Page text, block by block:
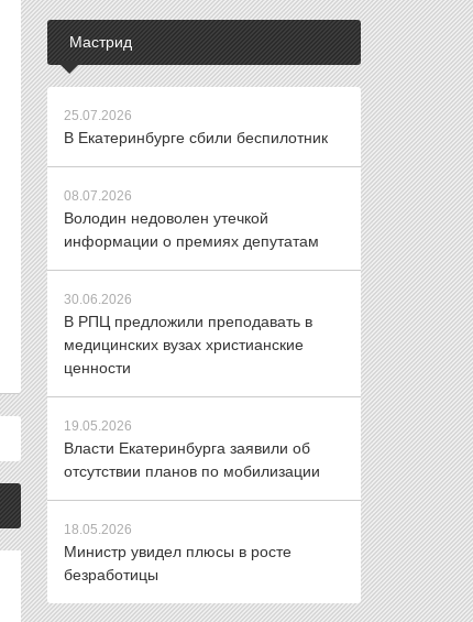
Мастрид
25.07.2026
В Екатеринбурге сбили беспилотник
08.07.2026
Володин недоволен утечкой
информации о премиях депутатам
30.06.2026
В РПЦ предложили преподавать в
медицинских вузах христианские
ценности
19.05.2026
Власти Екатеринбурга заявили об
отсутствии планов по мобилизации
18.05.2026
Министр увидел плюсы в росте
безработицы